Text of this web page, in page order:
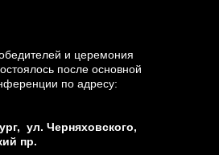
и церемония
после основной
по адресу:
ул. Черняховского,
пр.